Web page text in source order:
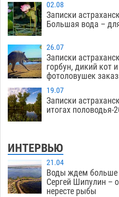
02.08
Записки
Большая вода –
26.07
Записки
горбун, дикий кот
фотоловушек
19.07
Записки
итогах половодья-
ИНТЕРВЬЮ
21.04
Воды ждем больше
Сергей Шипулин –
нересте рыбы